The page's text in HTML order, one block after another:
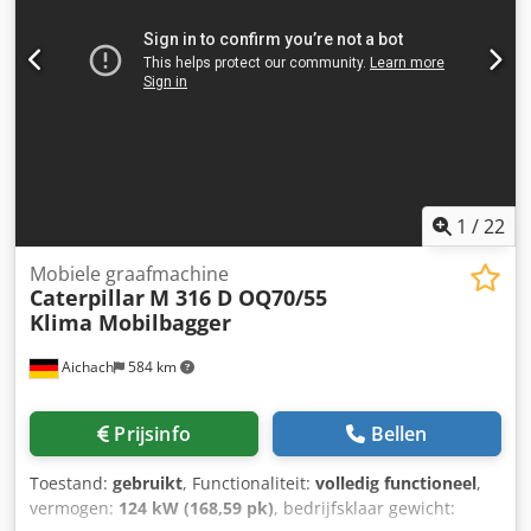
1 /22
Aichach 584 km
Mobiele graafmachine
Caterpillar M 316 D OQ70/55
Klima Mobilbagger
Prijsinfo Bellen
Toestand: gebruikt, Functionaliteit: volledig functioneel,
vermogen: 124 kW (168,59 pk), bedrijfsklaar gewicht: